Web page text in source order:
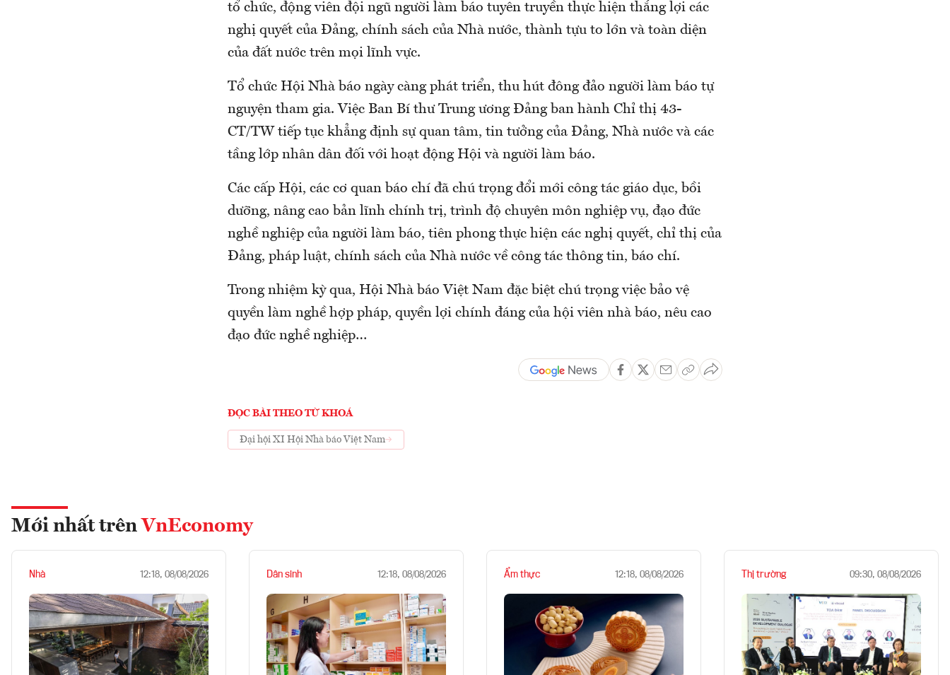
tổ chức, động viên đội ngũ người làm báo tuyên truyền thực hiện thắng lợi các
nghị quyết của Đảng, chính sách của Nhà nước, thành tựu to lớn và toàn diện
của đất nước trên mọi lĩnh vực.
Tổ chức Hội Nhà báo ngày càng phát triển, thu hút đông đảo người làm báo tự
nguyện tham gia. Việc Ban Bí thư Trung ương Đảng ban hành Chỉ thị 43-
CT/TW tiếp tục khẳng định sự quan tâm, tin tưởng của Đảng, Nhà nước và các
tầng lớp nhân dân đối với hoạt động Hội và người làm báo.
Các cấp Hội, các cơ quan báo chí đã chú trọng đổi mới công tác giáo dục, bồi
dưỡng, nâng cao bản lĩnh chính trị, trình độ chuyên môn nghiệp vụ, đạo đức
nghề nghiệp của người làm báo, tiên phong thực hiện các nghị quyết, chỉ thị của
Đảng, pháp luật, chính sách của Nhà nước về công tác thông tin, báo chí.
Trong nhiệm kỳ qua, Hội Nhà báo Việt Nam đặc biệt chú trọng việc bảo vệ
quyền làm nghề hợp pháp, quyền lợi chính đáng của hội viên nhà báo, nêu cao
đạo đức nghề nghiệp…
ĐỌC BÀI THEO TỪ KHOÁ
Đại hội XI Hội Nhà báo Việt Nam
Mới nhất trên VnEconomy
Nhà 12:18, 08/08/2026 Dân sinh 12:18, 08/08/2026 Ẩm thực 12:18, 08/08/2026 Thị trường 09:30, 08/08/2026